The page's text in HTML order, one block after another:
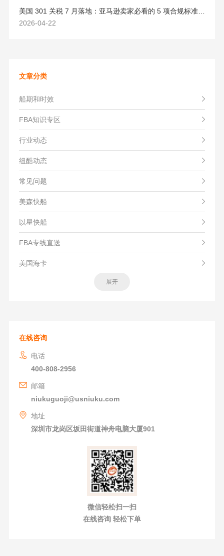
美国 301 关税 7 月落地：亚马逊卖家必看的 5 项合规标准与稳交付方案
2026-04-22
文章分类
船期和时效
FBA知识专区
行业动态
纽酷动态
常见问题
美森快船
以星快船
FBA专线直送
美国海卡
展开
在线咨询
电话
400-808-2956
邮箱
niukuguoji@usniuku.com
地址
深圳市龙岗区坂田街道神舟电脑大厦901
微信轻松扫一扫
在线咨询 轻松下单